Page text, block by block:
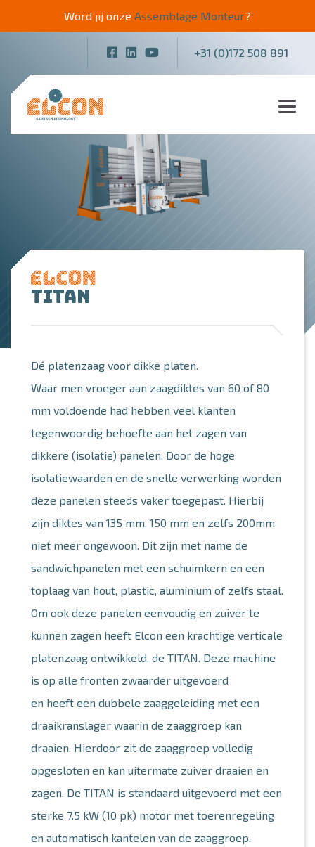
Word jij onze Assemblage Monteur?
+31 (0)172 508 891
Titan
Dé platenzaag voor dikke platen.
Waar men vroeger aan zaagdiktes van 60 of 80
mm voldoende had hebben veel klanten
tegenwoordig behoefte aan het zagen van
dikkere (isolatie) panelen. Door de hoge
isolatiewaarden en de snelle verwerking worden
deze panelen steeds vaker toegepast. Hierbij
zijn diktes van 135 mm, 150 mm en zelfs 200mm
niet meer ongewoon. Dit zijn met name de
sandwichpanelen met een schuimkern en een
toplaag van hout, plastic, aluminium of zelfs staal.
Om ook deze panelen eenvoudig en zuiver te
kunnen zagen heeft Elcon een krachtige verticale
platenzaag ontwikkeld, de TITAN. Deze machine
is op alle fronten zwaarder uitgevoerd
en heeft een dubbele zaaggeleiding met een
draaikranslager waarin de zaaggroep kan
draaien. Hierdoor zit de zaaggroep volledig
opgesloten en kan uitermate zuiver draaien en
zagen. De TITAN is standaard uitgevoerd met een
sterke 7.5 kW (10 pk) motor met toerenregeling
en automatisch kantelen van de zaaggroep.